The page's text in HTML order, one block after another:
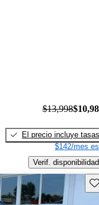
$13,998
El precio incluye tasas
$142/mes
Verif. disponibilidad